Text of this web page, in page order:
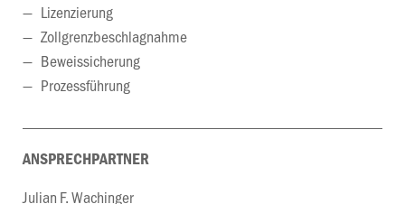
Lizenzierung
Zollgrenzbeschlagnahme
Beweissicherung
Prozessführung
ANSPRECHPARTNER
Julian F. Wachinger